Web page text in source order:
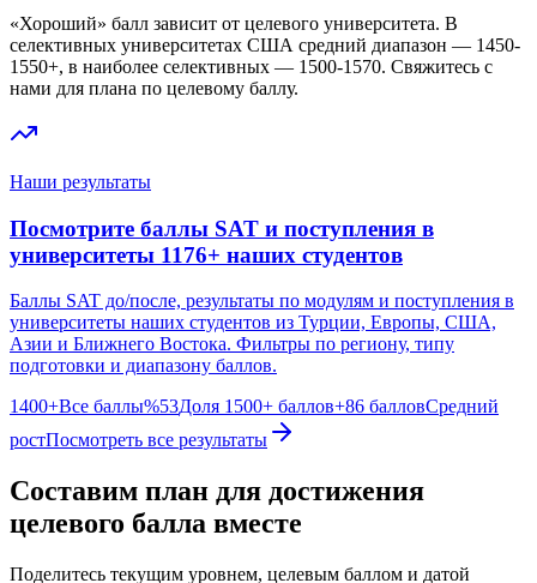
«Хороший» балл зависит от целевого университета. В
селективных университетах США средний диапазон — 1450-
1550+, в наиболее селективных — 1500-1570. Свяжитесь с
нами для плана по целевому баллу.
Наши результаты
Посмотрите баллы SAT и поступления в
университеты 1176+ наших студентов
Баллы SAT до/после, результаты по модулям и поступления в
университеты наших студентов из Турции, Европы, США,
Азии и Ближнего Востока. Фильтры по региону, типу
подготовки и диапазону баллов.
1400+Все баллы%53Доля 1500+ баллов+86 балловСредний
ростПосмотреть все результаты
Составим план для достижения
целевого балла вместе
Поделитесь текущим уровнем, целевым баллом и датой